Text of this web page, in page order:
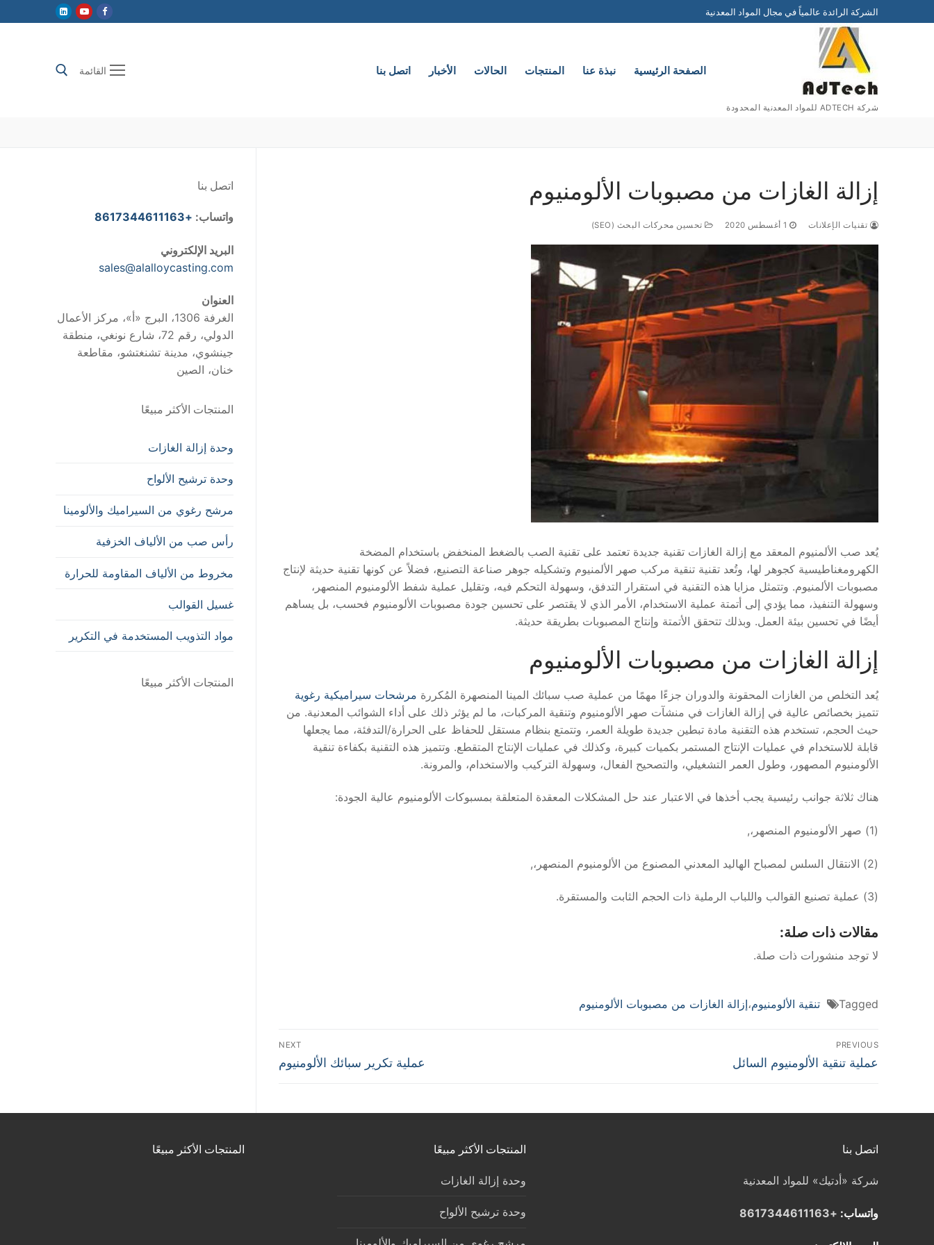
إلى
الشركة الرائدة عالمياً في مجال المواد المعدنية
شركة ADTECH للمواد المعدنية المحدودة
الصفحة الرئيسية نبذة عنا المنتجات الحالات الأخبار اتصل بنا القائمة
إزالة الغازات من مصبوبات الألومنيوم
تقنيات الإعلانات 1 أغسطس 2020 تحسين محركات البحث (SEO)
يُعد صب الألمنيوم المعقد مع إزالة الغازات تقنية جديدة تعتمد على تقنية الصب بالضغط المنخفض باستخدام المضخة
الكهرومغناطيسية كجوهر لها، وتُعد تقنية تنقية مركب صهر الألمنيوم وتشكيله جوهر صناعة التصنيع، فضلاً عن كونها تقنية حديثة لإنتاج
مصبوبات الألمنيوم. وتتمثل مزايا هذه التقنية في استقرار التدفق، وسهولة التحكم فيه، وتقليل عملية شفط الألومنيوم المنصهر،
وسهولة التنفيذ، مما يؤدي إلى أتمتة عملية الاستخدام، الأمر الذي لا يقتصر على تحسين جودة مصبوبات الألومنيوم فحسب، بل يساهم
أيضًا في تحسين بيئة العمل. وبذلك تتحقق الأتمتة وإنتاج المصبوبات بطريقة حديثة.
إزالة الغازات من مصبوبات الألومنيوم
يُعد التخلص من الغازات المحقونة والدوران جزءًا مهمًا من عملية صب سبائك المينا المنصهرة المُكررة مرشحات سيراميكية رغوية
تتميز بخصائص عالية في إزالة الغازات في منشآت صهر الألومنيوم وتنقية المركبات، ما لم يؤثر ذلك على أداء الشوائب المعدنية. من
حيث الحجم، تستخدم هذه التقنية مادة تبطين جديدة طويلة العمر، وتتمتع بنظام مستقل للحفاظ على الحرارة/التدفئة، مما يجعلها
قابلة للاستخدام في عمليات الإنتاج المستمر بكميات كبيرة، وكذلك في عمليات الإنتاج المتقطع. وتتميز هذه التقنية بكفاءة تنقية
الألومنيوم المصهور، وطول العمر التشغيلي، والتصحيح الفعال، وسهولة التركيب والاستخدام، والمرونة.
هناك ثلاثة جوانب رئيسية يجب أخذها في الاعتبار عند حل المشكلات المعقدة المتعلقة بمسبوكات الألومنيوم عالية الجودة:
(1) صهر الألومنيوم المنصهر،,
(2) الانتقال السلس لمصباح الهاليد المعدني المصنوع من الألومنيوم المنصهر،,
(3) عملية تصنيع القوالب واللباب الرملية ذات الحجم الثابت والمستقرة.
مقالات ذات صلة:
لا توجد منشورات ذات صلة.
Tagged تنقية الألومنيوم،إزالة الغازات من مصبوبات الألومنيوم
تصفّح
المقالات
PREVIOUS
Previous
عملية تنقية الألومنيوم السائل
NEXT
Next
عملية تكرير سبائك الألومنيوم
اتصل بنا
واتساب: +8617344611163
البريد الإلكتروني
sales@alalloycasting.com
العنوان
الغرفة 1306، البرج «أ»، مركز الأعمال
الدولي، رقم 72، شارع نونغي، منطقة
جينشوي، مدينة تشنغتشو، مقاطعة
خنان، الصين
المنتجات الأكثر مبيعًا
وحدة إزالة الغازات
وحدة ترشيح الألواح
مرشح رغوي من السيراميك والألومينا
رأس صب من الألياف الخزفية
مخروط من الألياف المقاومة للحرارة
غسيل القوالب
مواد التذويب المستخدمة في التكرير
المنتجات الأكثر مبيعًا
اتصل بنا
شركة «أدتيك» للمواد المعدنية
واتساب: +8617344611163
المنتجات الأكثر مبيعًا
وحدة إزالة الغازات
وحدة ترشيح الألواح
المنتجات الأكثر مبيعًا